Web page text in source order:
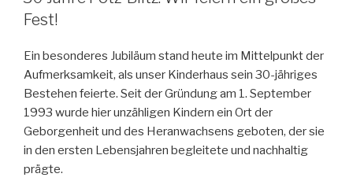
Fest!
Ein besonderes Jubiläum stand heute im Mittelpunkt der
Aufmerksamkeit, als unser Kinderhaus sein 30-jähriges
Bestehen feierte. Seit der Gründung am 1. September
1993 wurde hier unzähligen Kindern ein Ort der
Geborgenheit und des Heranwachsens geboten, der sie
in den ersten Lebensjahren begleitete und nachhaltig
prägte.